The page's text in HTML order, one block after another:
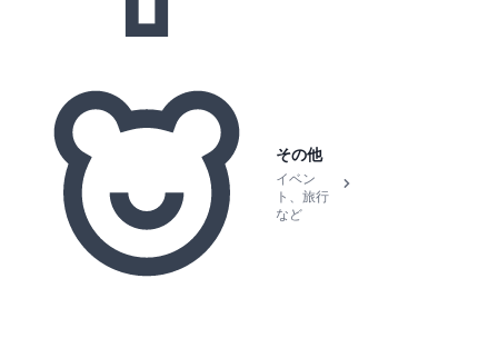
その他
イベン
ト、旅行
など